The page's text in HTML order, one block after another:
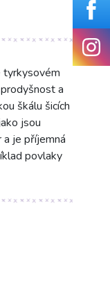
tyrkysovém
a
škálu šicích
jsou
a je příjemná
povlaky